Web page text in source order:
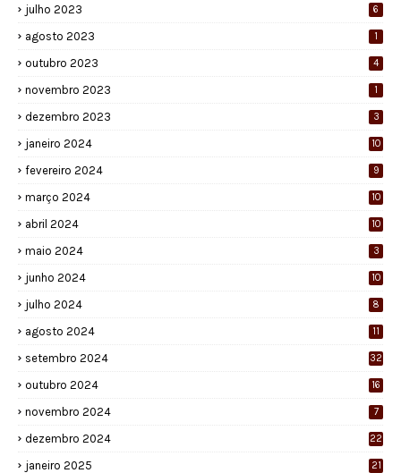
julho 2023 6
agosto 2023 1
outubro 2023 4
novembro 2023 1
dezembro 2023 3
janeiro 2024 10
fevereiro 2024 9
março 2024 10
abril 2024 10
maio 2024 3
junho 2024 10
julho 2024 8
agosto 2024 11
setembro 2024 32
outubro 2024 16
novembro 2024 7
dezembro 2024 22
janeiro 2025 21